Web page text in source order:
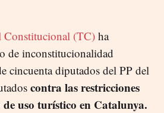
(TC) ha
de inconstitucionalidad
cincuenta diputados del PP del
contra las restricciones
uso turístico en Catalunya.